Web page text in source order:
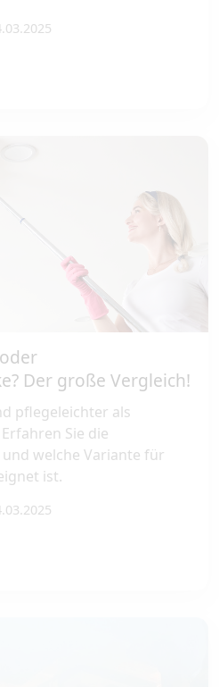
Der große Vergleich!
pflegeleichter als
Sie die
welche Variante für
ist.